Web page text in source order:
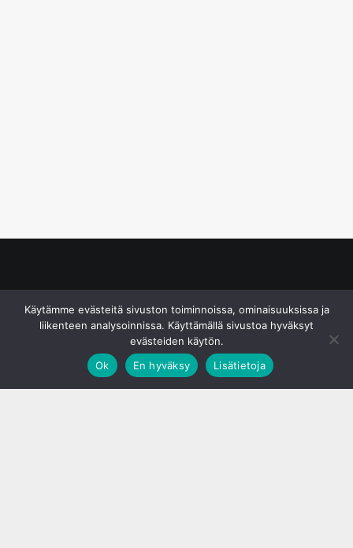
Käytämme evästeitä sivuston toiminnoissa, ominaisuuksissa ja
liikenteen analysoinnissa. Käyttämällä sivustoa hyväksyt
evästeiden käytön.
Ok
En hyväksy Lisätietoja